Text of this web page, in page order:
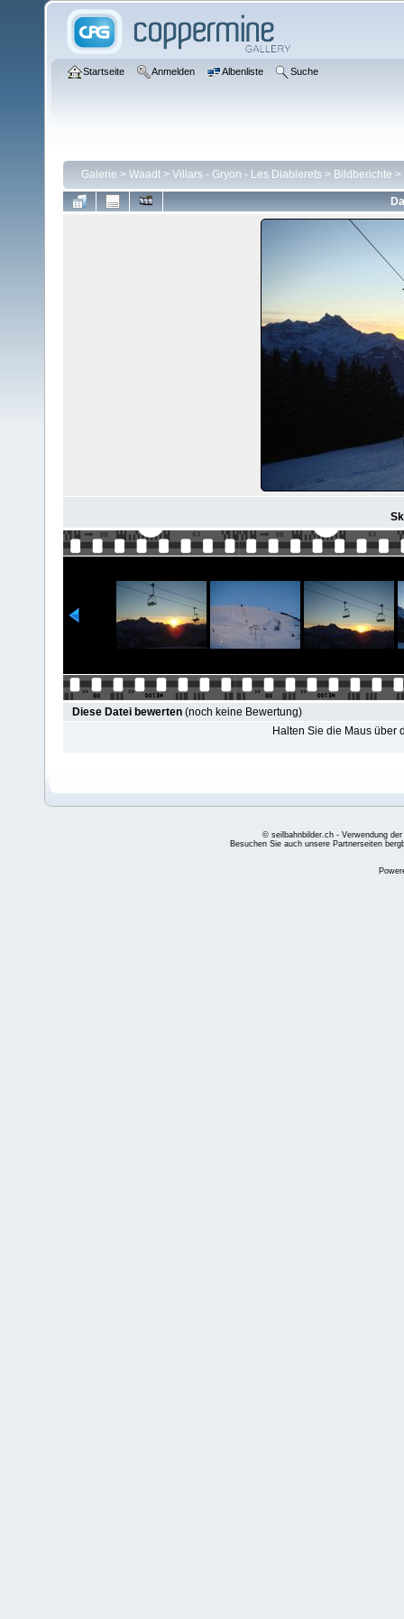
Startseite Anmelden Albenliste Suche
Galerie > Waadt > Villars - Gryon - Les Diablerets > Bildberichte >
Diese Datei bewerten (noch keine Bewertung)
Halten Sie die Maus über
© seilbahnbilder.ch - Verwendung
Besuchen Sie auch unsere Partnerseiten